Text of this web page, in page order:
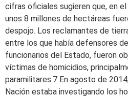
cifras oficiales sugieren que, en
unos 8 millones de hectáreas
despojo. Los reclamantes de
entre los que había defensores
funcionarios del Estado, fueron
víctimas de homicidios,
paramilitares.7 En agosto de
Nación estaba investigando los